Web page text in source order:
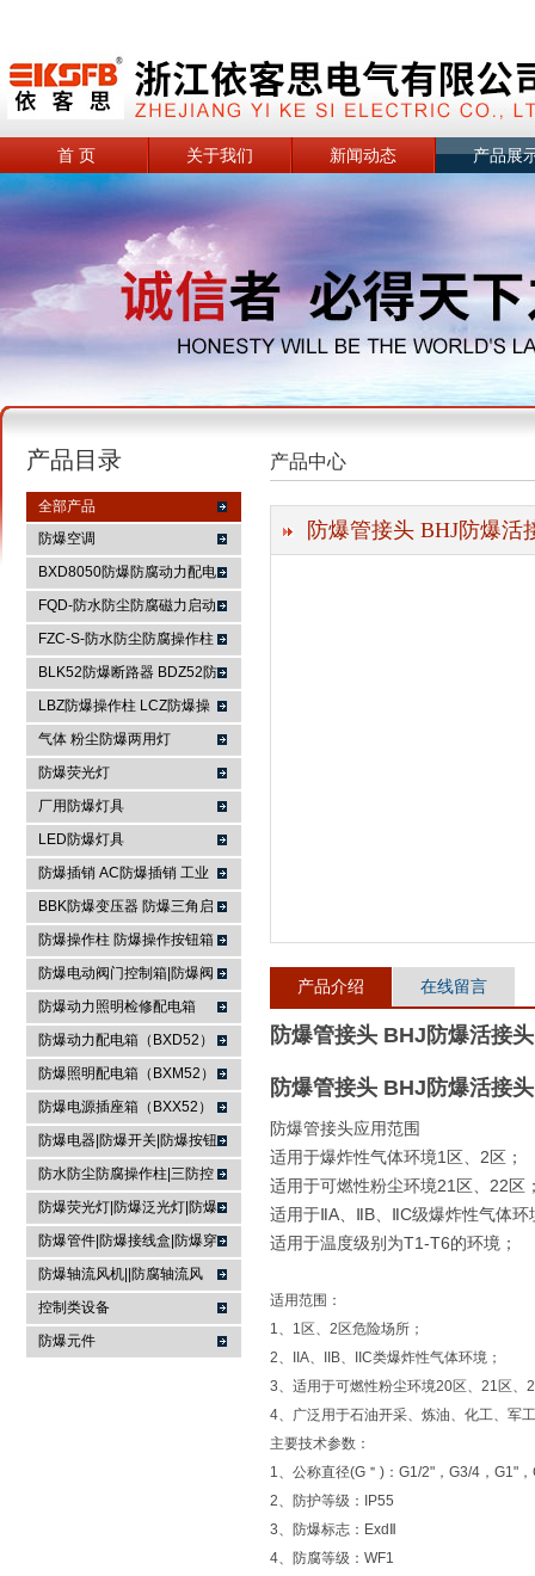
浙江依客思电气有限公司
首 页 关于我们 新闻动态 产品展
产品目录
全部产品
防爆空调
BXD8050防爆防腐动力配电
箱
FQD-防水防尘防腐磁力启动
器
FZC-S-防水防尘防腐操作柱
FXK-S防水防尘防腐控制箱
BLK52防爆断路器 BDZ52防
爆断路器
LBZ防爆操作柱 LCZ防爆操
作柱
气体 粉尘防爆两用灯
防爆荧光灯
厂用防爆灯具
LED防爆灯具
防爆插销 AC防爆插销 工业
插座 防爆防腐插销装置
BBK防爆变压器 防爆三角启
动器 防爆控制箱
防爆操作柱 防爆操作按钮箱
防爆主令控制器
防爆电动阀门控制箱|防爆阀
门箱
防爆动力照明检修配电箱
防爆动力配电箱（BXD52）
防爆照明配电箱（BXM52）
防爆电源插座箱（BXX52）
防爆电器|防爆开关|防爆按钮
防水防尘防腐操作柱|三防控
制箱|
防爆荧光灯|防爆泛光灯|防爆
投光灯▏防爆应急灯
防爆管件|防爆接线盒|防爆穿
线盒|防爆活接头|防爆挠性管
防爆轴流风机||防腐轴流风
机|防爆排风扇
控制类设备
防爆元件
产品中心
防爆管接头 BHJ防爆活
产品介绍 在线留言
防爆管接头 BHJ防爆活接头
防爆管接头 BHJ防爆活接头
防爆管接头应用范围
适用于爆炸性气体环境1区、2区；
适用于可燃性粉尘环境21区、22区
适用于ⅡA、ⅡB、ⅡC级爆炸性气体环
适用于温度级别为T1-T6的环境；
适用范围：
1、1区、2区危险场所；
2、IIA、IIB、IIC类爆炸性气体环境；
3、适用于可燃性粉尘环境20区、21区、
4、广泛用于石油开采、炼油、化工、军
主要技术参数：
1、公称直径(G＂)：G1/2"，G3/4，G1"
2、防护等级：IP55
3、防爆标志：ExdⅡ
4、防腐等级：WF1